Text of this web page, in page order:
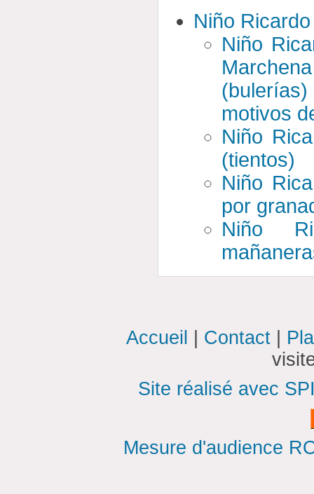
Niño Ricardo
Niño
motivos
Niño
(tientos)
Niño
por
Niño
Accueil Contact
Site réalisé avec
Mesure d'audience